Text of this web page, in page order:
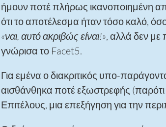
ήμουν ποτέ πλήρως ικανοποιημένη
ότι το αποτέλεσμα ήταν τόσο καλό,
«ναι, αυτό ακριβώς είναι!», αλλά δεν με
γνώρισα το Facet5.
Για εμένα ο διακριτικός υπο-
αισθάνθηκα ποτέ εξωστρεφής (παρότι
Επιτέλους, μια επεξήγηση για την